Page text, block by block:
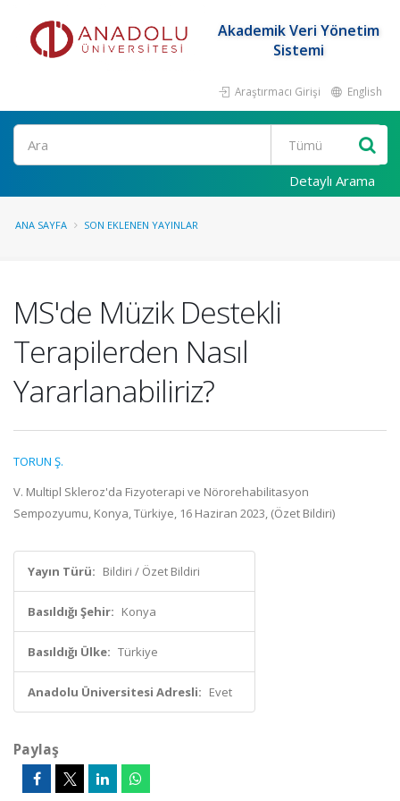
Akademik Veri Yönetim
Sistemi
Araştırmacı Girişi English
Ara
Detaylı Arama
ANA SAYFA SON EKLENEN YAYINLAR
MS'de Müzik Destekli
Terapilerden Nasıl
Yararlanabiliriz?
TORUN Ş.
V. Multipl Skleroz'da Fizyoterapi ve Nörorehabilitasyon
Sempozyumu, Konya, Türkiye, 16 Haziran 2023, (Özet Bildiri)
Yayın Türü: Bildiri / Özet Bildiri
Basıldığı Şehir: Konya
Basıldığı Ülke: Türkiye
Anadolu Üniversitesi Adresli: Evet
Paylaş